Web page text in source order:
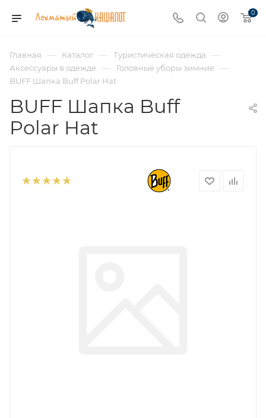
0
Главная — Каталог — Туристическая одежда —
Аксессуары в одежде — Головные уборы зимние —
BUFF Шапка Buff Polar Hat
BUFF Шапка Buff
Polar Hat